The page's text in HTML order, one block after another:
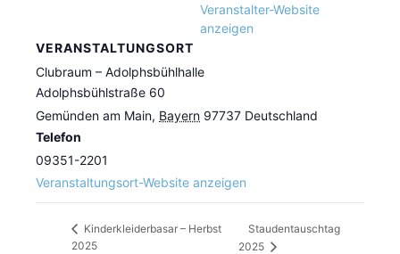
VERANSTALTUNGSORT
Clubraum – Adolphsbühlhalle
Adolphsbühlstraße 60
Gemünden am Main, Bayern 97737 Deutschland
Telefon
09351-2201
Veranstaltungsort-Website anzeigen
Veranstalter-Website
anzeigen
Kinderkleiderbasar – Herbst
2025
Staudentauschtag
2025